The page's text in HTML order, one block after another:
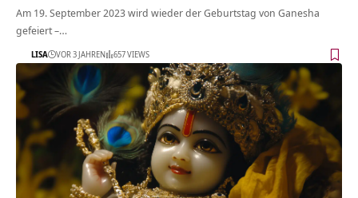
Am 19. September 2023 wird wieder der Geburtstag von Ganesha
gefeiert –…
LISA VOR 3 JAHREN 657 VIEWS